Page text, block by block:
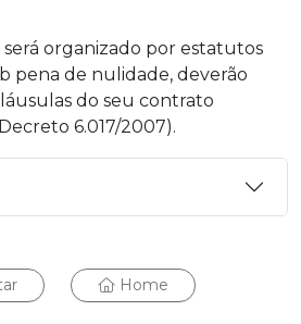
organizado por estatutos
pena de nulidade, deverão
do seu contrato
6.017/2007).
Home